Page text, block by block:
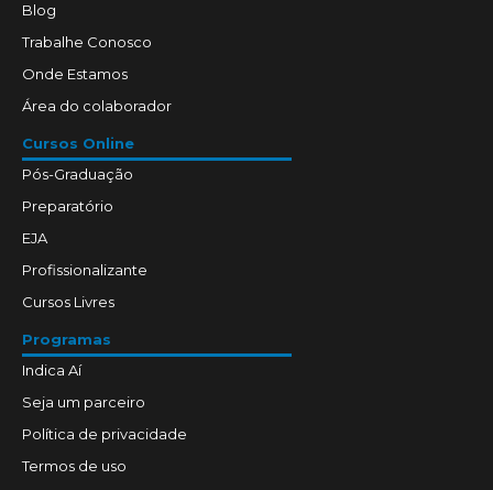
Blog
Trabalhe Conosco
Onde Estamos
Área do colaborador
Cursos Online
Pós-Graduação
Preparatório
EJA
Profissionalizante
Cursos Livres
Programas
Indica Aí
Seja um parceiro
Política de privacidade
Termos de uso